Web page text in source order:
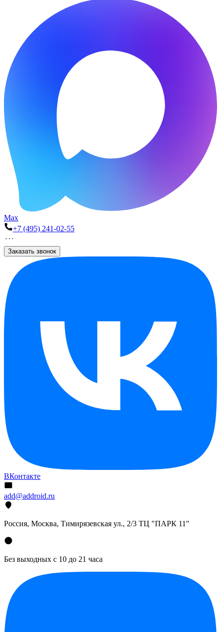
Max
+7 (495) 241-02-55
Заказать звонок
ВКонтакте
add@addroid.ru
Россия, Москва, Тимирязевская ул., 2/3 ТЦ "ПАРК 11"
Без выходных с 10 до 21 часа